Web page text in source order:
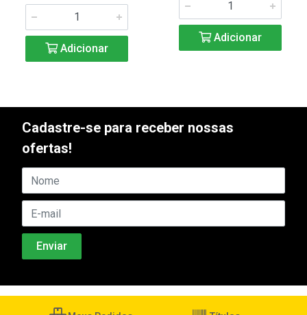
Adicionar
Adicionar
Cadastre-se para receber nossas
ofertas!